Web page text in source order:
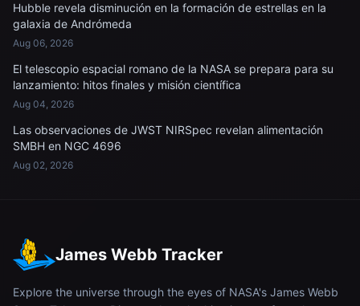
Hubble revela disminución en la formación de estrellas en la
galaxia de Andrómeda
Aug 06, 2026
El telescopio espacial romano de la NASA se prepara para su
lanzamiento: hitos finales y misión científica
Aug 04, 2026
Las observaciones de JWST NIRSpec revelan alimentación
SMBH en NGC 4696
Aug 02, 2026
James Webb Tracker
Explore the universe through the eyes of NASA's James Webb